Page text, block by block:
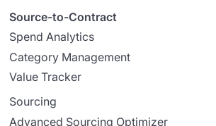
Source-to-Contract
Spend Analytics
Category Management
Value Tracker
Sourcing
Advanced Sourcing Optimizer